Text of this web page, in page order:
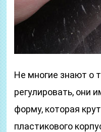
Не многие знают о
регулировать, они
форму, которая
пластикового